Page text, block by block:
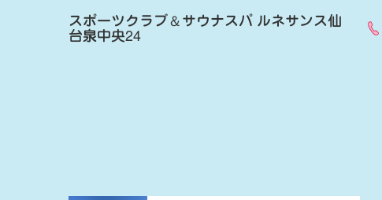
スポーツクラブ＆サウナスパ ルネサンス仙
台泉中央24